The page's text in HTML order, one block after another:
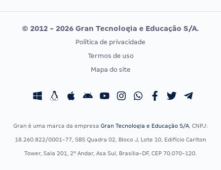
Editais publicados
Vunesp
CONCURSOS POR PROFISSÃO
Concursos Fiscais
Concursos Saúde
EXAME DE ORDEM
Calendário OAB
© 2012 - 2026 Gran Tecnologia e Educação S/A.
Política de privacidade
Termos de uso
Mapa do site
Gran é uma marca da empresa Gran Tecnologia e Educação S/A, CNPJ:
18.260.822/0001-77, SBS Quadra 02, Bloco J, Lote 10, Edifício Carlton
Tower, Sala 201, 2º Andar, Asa Sul, Brasília-DF, CEP 70.070-120.